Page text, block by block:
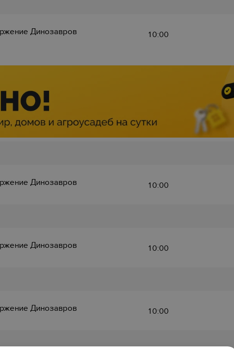
Динозавров 10:00
Динозавров 10:00
Динозавров 10:00
Динозавров 10:00